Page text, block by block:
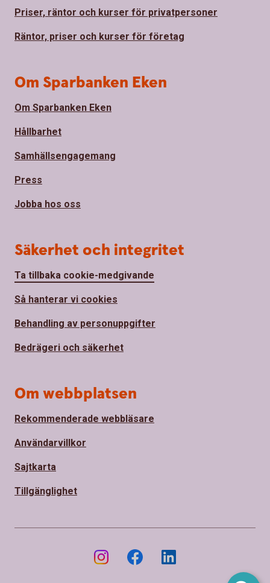
Priser, räntor och kurser för privatpersoner
Räntor, priser och kurser för företag
Om Sparbanken Eken
Om Sparbanken Eken
Hållbarhet
Samhällsengagemang
Press
Jobba hos oss
Säkerhet och integritet
Ta tillbaka cookie-medgivande
Så hanterar vi cookies
Behandling av personuppgifter
Bedrägeri och säkerhet
Om webbplatsen
Rekommenderade webbläsare
Användarvillkor
Sajtkarta
Tillgänglighet